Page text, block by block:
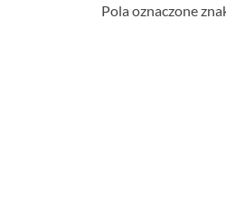
Pola oznaczone